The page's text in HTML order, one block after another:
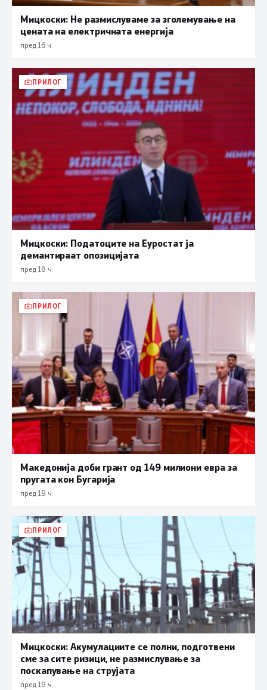
Мицкоски: Не размислуваме за зголемување на
цената на електричната енергија
пред 16 ч.
ПРИЛОГ
Мицкоски: Податоците на Еуростат ја
демантираат опозицијата
пред 18 ч.
ПРИЛОГ
Македонија доби грант од 149 милиони евра за
пругата кон Бугарија
пред 19 ч.
ПРИЛОГ
Мицкоски: Акумулациите се полни, подготвени
сме за сите ризици, не размислување за
поскапување на струјата
пред 19 ч.